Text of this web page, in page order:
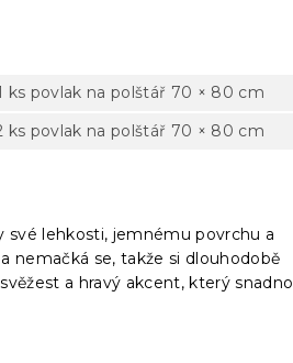
ks povlak na polštář 70 × 80 cm
ks povlak na polštář 70 × 80 cm
své lehkosti, jemnému povrchu a
nemačká se, takže si dlouhodobě
a hravý akcent, který snadno